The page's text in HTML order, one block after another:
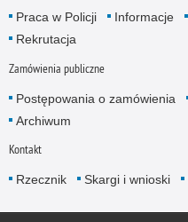
Praca w Policji Informacje
Rekrutacja
Zamówienia publiczne
Postępowania o zamówienia
Archiwum
Kontakt
Rzecznik Skargi i wnioski